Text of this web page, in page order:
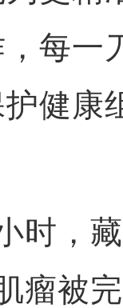
每一
健康
，藏
瘤被